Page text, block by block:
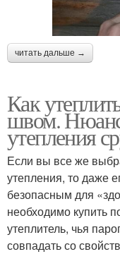
читать дальше →
Как
швом.
утепления
Если вы все же
утепления, то даже
безопасным для
необходимо купить
утеплитель, чья
совпадать со